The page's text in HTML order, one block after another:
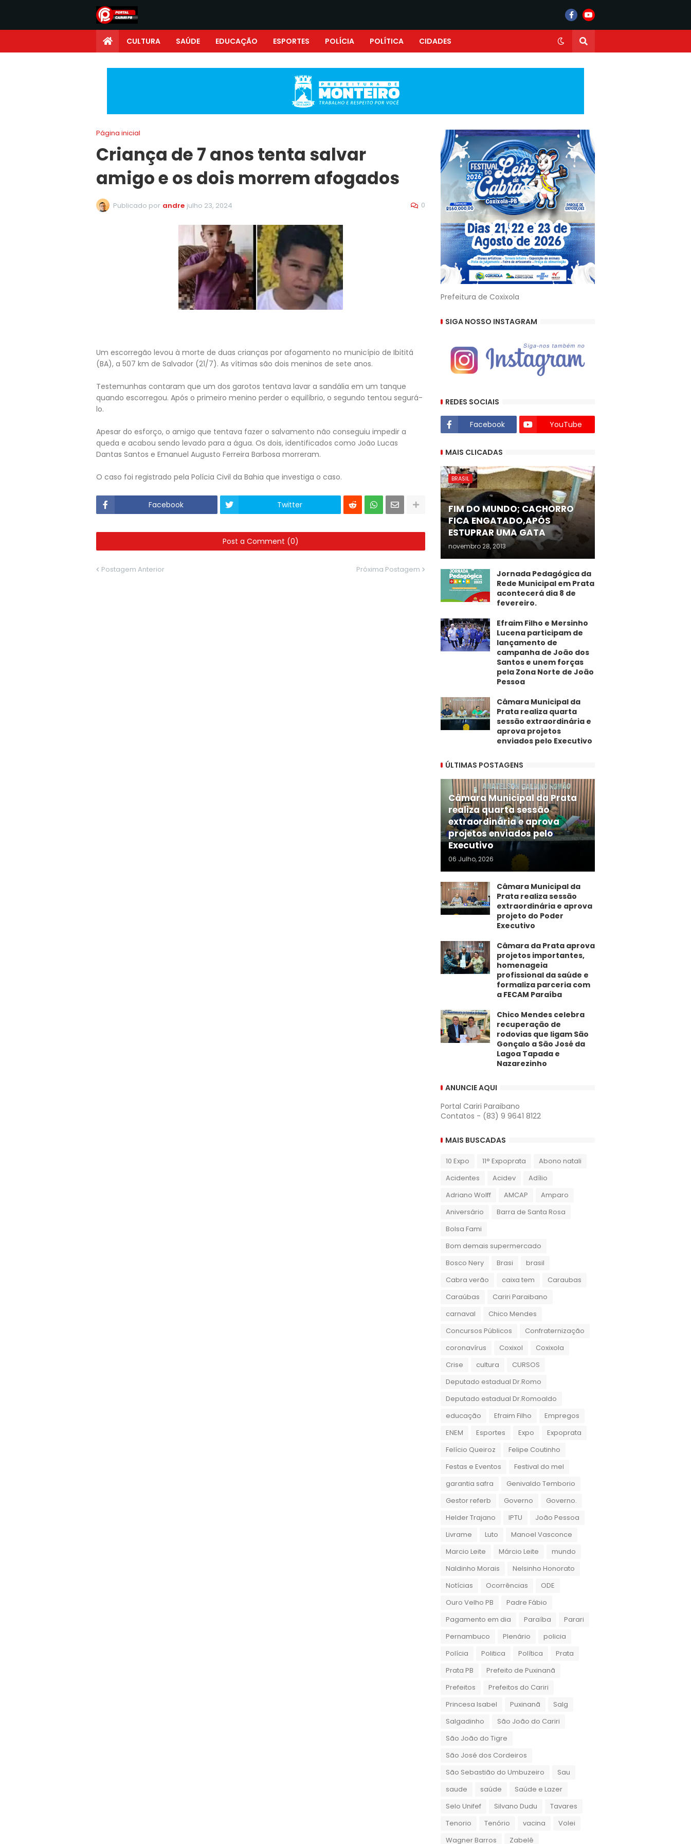
CULTURA SAÚDE EDUCAÇÃO ESPORTES POLÍCIA POLÍTICA CIDADES
Página inicial
Criança de 7 anos tenta salvar
amigo e os dois morrem afogados
Publicado por andre julho 23, 2024 0
Um escorregão levou à morte de duas crianças por afogamento no município de Ibititá
(BA), a 507 km de Salvador (21/7). As vítimas são dois meninos de sete anos.
Testemunhas contaram que um dos garotos tentava lavar a sandália em um tanque
quando escorregou. Após o primeiro menino perder o equilíbrio, o segundo tentou segurá-
lo.
Apesar do esforço, o amigo que tentava fazer o salvamento não conseguiu impedir a
queda e acabou sendo levado para a água. Os dois, identificados como João Lucas
Dantas Santos e Emanuel Augusto Ferreira Barbosa morreram.
O caso foi registrado pela Polícia Civil da Bahia que investiga o caso.
Facebook Twitter
Post a Comment (0)
Postagem Anterior Próxima Postagem
Prefeitura de Coxixola
SIGA NOSSO INSTAGRAM
REDES SOCIAIS
Facebook YouTube
MAIS CLICADAS
BRASIL
FIM DO MUNDO; CACHORRO
FICA ENGATADO,APÓS
ESTUPRAR UMA GATA
novembro 28, 2013
Jornada Pedagógica da
Rede Municipal em Prata
acontecerá dia 8 de
fevereiro.
Efraim Filho e Mersinho
Lucena participam de
lançamento de
campanha de João dos
Santos e unem forças
pela Zona Norte de João
Pessoa
Câmara Municipal da
Prata realiza quarta
sessão extraordinária e
aprova projetos
enviados pelo Executivo
ÚLTIMAS POSTAGENS
Câmara Municipal da Prata
realiza quarta sessão
extraordinária e aprova
projetos enviados pelo
Executivo
06 Julho, 2026
Câmara Municipal da
Prata realiza sessão
extraordinária e aprova
projeto do Poder
Executivo
​Câmara da Prata aprova
projetos importantes,
homenageia
profissional da saúde e
formaliza parceria com
a FECAM Paraíba
Chico Mendes celebra
recuperação de
rodovias que ligam São
Gonçalo a São José da
Lagoa Tapada e
Nazarezinho
ANUNCIE AQUI
Portal Cariri Paraibano
Contatos - (83) 9 9641 8122
MAIS BUSCADAS
10 Expo 11° Expoprata
Abono natali
Acidentes
Acidev
Adílio
Adriano Wolff
AMCAP
Amparo
Aniversário
Barra de Santa Rosa
Bolsa Fami
Bom demais supermercado
Bosco Nery
Brasi
brasil
Cabra verão
caixa tem
Caraubas
Caraúbas
Cariri Paraibano
carnaval
Chico Mendes
Concursos Públicos
Confraternização
coronavírus
Coxixol
Coxixola
Crise
cultura
CURSOS
Deputado estadual Dr.Romo
Deputado estadual Dr.Romoaldo
educação
Efraim Filho
Empregos
ENEM
Esportes Expo
Expoprata
Felício Queiroz
Felipe Coutinho
Festas e Eventos
Festival do mel
garantia safra
Genivaldo Temborio
Gestor referb
Governo
Governo.
Helder Trajano
IPTU
João Pessoa
Livrame
Luto
Manoel Vasconce
Marcio Leite
Márcio Leite
mundo
Naldinho Morais
Nelsinho Honorato
Notícias
Ocorrências
ODE
Ouro Velho PB
Padre Fábio
Pagamento em dia
Paraíba
Parari
Pernambuco
Plenário
policia
Polícia
Politica Política
Prata
Prata PB
Prefeito de Puxinanã
Prefeitos
Prefeitos do Cariri
Princesa Isabel
Puxinanã
Salg
Salgadinho
São João do Cariri
São João do Tigre
São José dos Cordeiros
São Sebastião do Umbuzeiro
Sau
saude
saúde
Saúde e Lazer
Selo Unifef
Silvano Dudu
Tavares
Tenorio
Tenório vacina
Volei
Wagner Barros
Zabelê